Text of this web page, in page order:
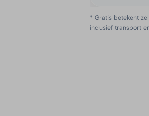
* Gratis betekent
inclusief transport